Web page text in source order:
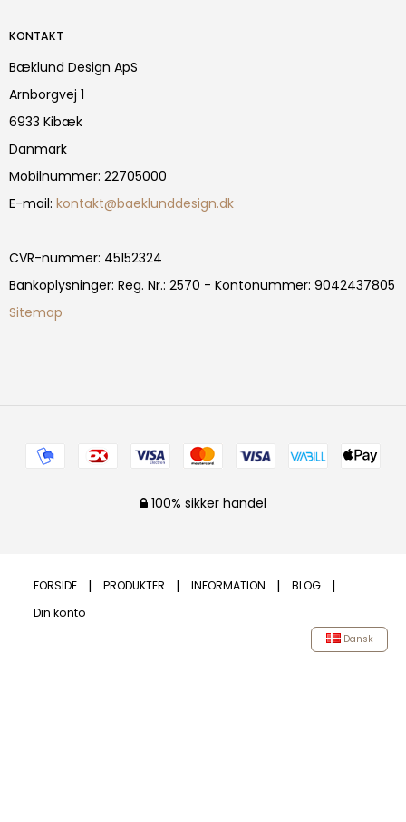
KONTAKT
Bæklund Design ApS
Arnborgvej 1
6933 Kibæk
Danmark
Mobilnummer: 22705000
E-mail: kontakt@baeklunddesign.dk
CVR-nummer: 45152324
Bankoplysninger: Reg. Nr.: 2570 - Kontonummer: 9042437805
Sitemap
100% sikker handel
FORSIDE PRODUKTER INFORMATION
BLOG
Din konto
Dansk